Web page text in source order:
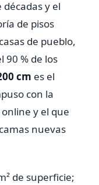
y el
de pisos
de pueblo,
90 % de los
cm es el
con la
y el que
nuevas
de superficie;